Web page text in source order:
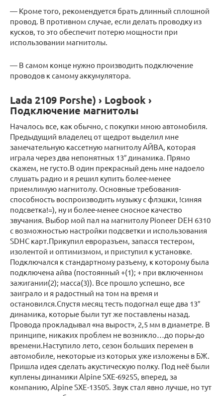
— Кроме того, рекомендуется брать длинный сплошной
провод. В противном случае, если делать проводку из
кусков, то это обеспечит потерю мощности при
использовании магнитолы.
— В самом конце нужно производить подключение
проводов к самому аккумулятора.
Lada 2109 Porshe) › Logbook ›
Подключение магнитолы
Началось все, как обычно, с покупки мною автомобиля.
Предыдущий владелец от щедрот выделил мне
замечательную кассетную магнитолу АЙВА, которая
играла через два непонятных 13″ динамика. Прямо
скажем, не густо.В один прекрасный день мне надоело
слушать радио и я решил купить более-менее
приемлимую магнитолу. Основные требования-
способность воспроизводить музыку с флэшки, !синяя
подсветка!=), ну и более-менее сносное качество
звучания. Выбор мой пал на магнитолу Pioneer DEH 6310
с возможностью настройки подсветки и использования
SDHC карт.Прикупил евроразъем, запасся тестером,
изолентой и оптимизмом, и приступил к установке.
Подключался к стандартному разъему, к которому была
подключена айва (постоянный +(1); + при включенном
зажигании(2); масса(3)). Все прошло успешно, все
заиграло и я радостный на том на время и
остановился.Спустя месяц тесть подогнал еще два 13″
динамика, которые были тут же поставлены назад.
Провода прокладывал «на вырост», 2,5 мм в диаметре. В
принципе, никаких проблем не возникло…до поры-до
времени.Наступило лето, сезон больших перемен в
автомобиле, некоторые из которых уже изложены в БЖ.
Пришла идея сделать акустическую полку. Под неё были
куплены динамики Alpine SXE-6925S, вперед, за
компанию, Alpine SXE-1350S. Звук стал явно лучше, но тут